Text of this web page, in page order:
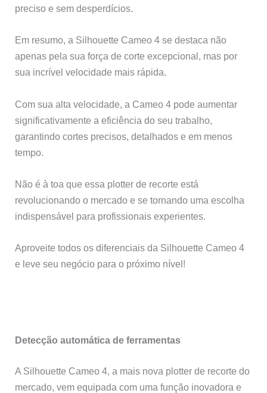
preciso e sem desperdícios.
Em resumo, a Silhouette Cameo 4 se destaca não
apenas pela sua força de corte excepcional, mas por
sua incrível velocidade mais rápida.
Com sua alta velocidade, a Cameo 4 pode aumentar
significativamente a eficiência do seu trabalho,
garantindo cortes precisos, detalhados e em menos
tempo.
Não é à toa que essa plotter de recorte está
revolucionando o mercado e se tornando uma escolha
indispensável para profissionais experientes.
Aproveite todos os diferenciais da Silhouette Cameo 4
e leve seu negócio para o próximo nível!
Detecção automática de ferramentas
A Silhouette Cameo 4, a mais nova plotter de recorte do
mercado, vem equipada com uma função inovadora e